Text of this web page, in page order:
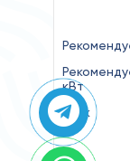
кВт
Пуск